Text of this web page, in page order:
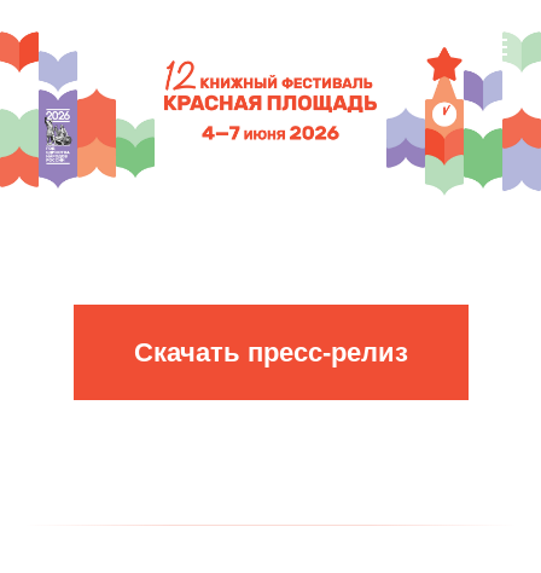
Скачать пресс-релиз